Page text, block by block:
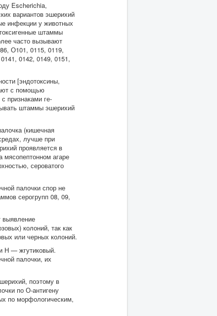
Escherichia,
вариантов эшерихий
инфекции у животных
штаммы
часто вызывают
О101, 0115, 0119,
0142, 0149, 0151,
[эндотоксины,
с помощью
признаками ге-
штаммы эшерихий
(кишечная
лучше при
проявляется в
мясопептонном агаре
сероватого
палочки спор не
серогрупп 08, 09,
выявление
колоний, так как
или черных колоний.
Н — жгутиковый.
палочки, их
поэтому в
по О-антигену
по морфологическим,